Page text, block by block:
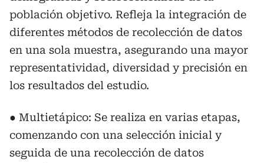
población objetivo. Refleja la integración de
diferentes métodos de recolección de datos
en una sola muestra, asegurando una mayor
representatividad, diversidad y precisión en
los resultados del estudio.
● Multietápico: Se realiza en varias etapas,
comenzando con una selección inicial y
seguida de una recolección de datos